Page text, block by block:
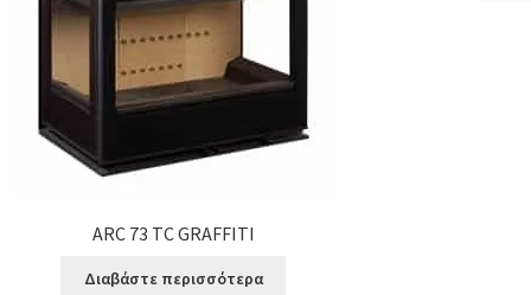
ARC 73 TC GRAFFITI
Διαβάστε περισσότερα